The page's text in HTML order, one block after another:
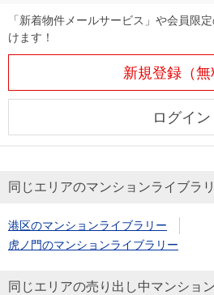
「新着物件メールサービス」や会員限
けます！
新規登録（無
ログイン
同じエリアのマンションライブラ
港区のマンションライブラリー
虎ノ門のマンションライブラリー
同じエリアの売り出し中マンション